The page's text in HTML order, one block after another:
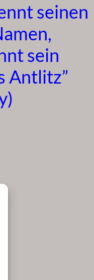
seinen
sein
Antlitz”